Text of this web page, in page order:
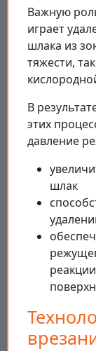
Важную
играет
шлака из
тяжести,
В
этих
давление
шлак